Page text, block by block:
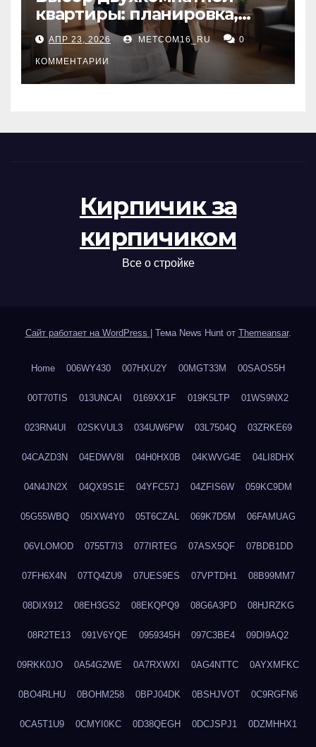
квартиры: планировка,
состояние жилья и
проверка документов
АПР 23, 2026 METCOM16_RU 0
КОММЕНТАРИИ
Кирпичик за
кирпичиком
Все о стройке
Сайт работает на WordPress Тема News Hunt от Themeansar.
Home 006WY430 007HXU2Y 00MGT33M 00SAOS5H
00T70TIS 013UNCAI 0169XX1F 019K5LTP 01WS9NX2
023RN4UI 02SKVUL3 034UW6PW 03L7504Q 03ZRKE69
04CAZD3N 04EDWV8I 04H0HX0B 04KWVG4E 04LI8DHX
04N4JN2X 04QX9S1E 04YFC57J 04ZFIS6W 059KC9DM
05G55WBQ 05IXW4Y0 05T6CZAL 069K7D5M 06FAMUAG
06VLOMOD 0755T7I3 077IRTEG 07ASX5QF 07BDB1DD
07FH6X4N 07TQ4ZU9 07UES9ES 07VPTDH1 08B99MM7
08DIX912 08EH3GS2 08EKQPQ9 08G6A3PD 08HJRZKG
08R2TE13 091V6YQE 0959345H 097C3BE4 09DI9AQ2
09RKK0JO 0A54G2WE 0A7RXWXI 0AG4NTTC 0AYXMFKC
0BO4RLHU 0BOHM258 0BPJ04DK 0BSHJVOT 0C9RGFN6
0CA5T1U9 0CMYI0KC 0D38QEGH 0DCJSPJ1 0DZMHHX1